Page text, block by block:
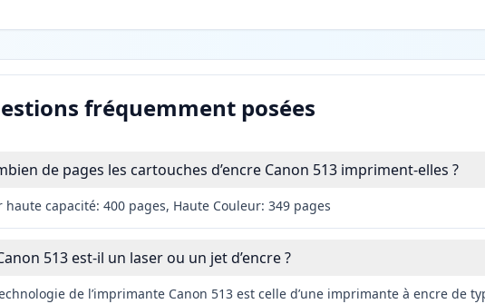
fréquemment posées
de pages les cartouches d’encre Canon 513 impriment-elles ?
haute capacité: 400 pages, Haute Couleur: 349 pages
513 est-il un laser ou un jet d’encre ?
de l’imprimante Canon 513 est celle d’une imprimante à encre de